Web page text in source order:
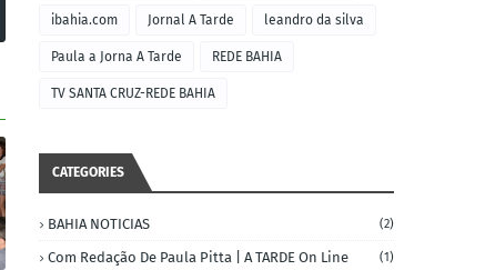
ibahia.com Jornal A Tarde leandro da silva
Paula a Jorna A Tarde REDE BAHIA
TV SANTA CRUZ-REDE BAHIA
CATEGORIES
BAHIA NOTICIAS (2)
Com Redação De Paula Pitta | A TARDE On Line (1)